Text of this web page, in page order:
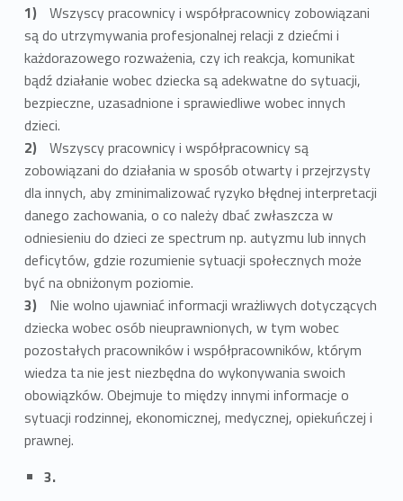
Wszyscy pracownicy i współpracownicy zobowiązani
są do utrzymywania profesjonalnej relacji z dziećmi i
każdorazowego rozważenia, czy ich reakcja, komunikat
bądź działanie wobec dziecka są adekwatne do sytuacji,
bezpieczne, uzasadnione i sprawiedliwe wobec innych
dzieci.
Wszyscy pracownicy i współpracownicy są
zobowiązani do działania w sposób otwarty i przejrzysty
dla innych, aby zminimalizować ryzyko błędnej interpretacji
danego zachowania, o co należy dbać zwłaszcza w
odniesieniu do dzieci ze spectrum np. autyzmu lub innych
deficytów, gdzie rozumienie sytuacji społecznych może
być na obniżonym poziomie.
Nie wolno ujawniać informacji wrażliwych dotyczących
dziecka wobec osób nieuprawnionych, w tym wobec
pozostałych pracowników i współpracowników, którym
wiedza ta nie jest niezbędna do wykonywania swoich
obowiązków. Obejmuje to między innymi informacje o
sytuacji rodzinnej, ekonomicznej, medycznej, opiekuńczej i
prawnej.
3.